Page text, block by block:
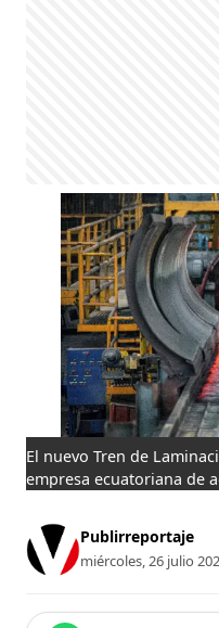
El nuevo Tren de
empresa ecuatoriana de
Publirreportaje
miércoles, 26 julio